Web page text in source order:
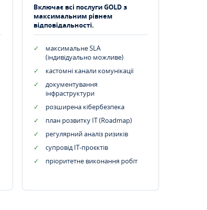
Включає всі послуги GOLD з
максимальним рівнем
відповідальності.
максимальне SLA
(індивідуально можливе)
кастомні канали комунікації
документування
інфраструктури
розширена кібербезпека
план розвитку IT (Roadmap)
регулярний аналіз ризиків
супровід ІТ-проєктів
пріоритетне виконання робіт